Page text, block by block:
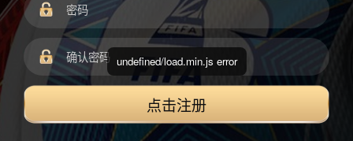
点击注册
undefined/load.min.js error